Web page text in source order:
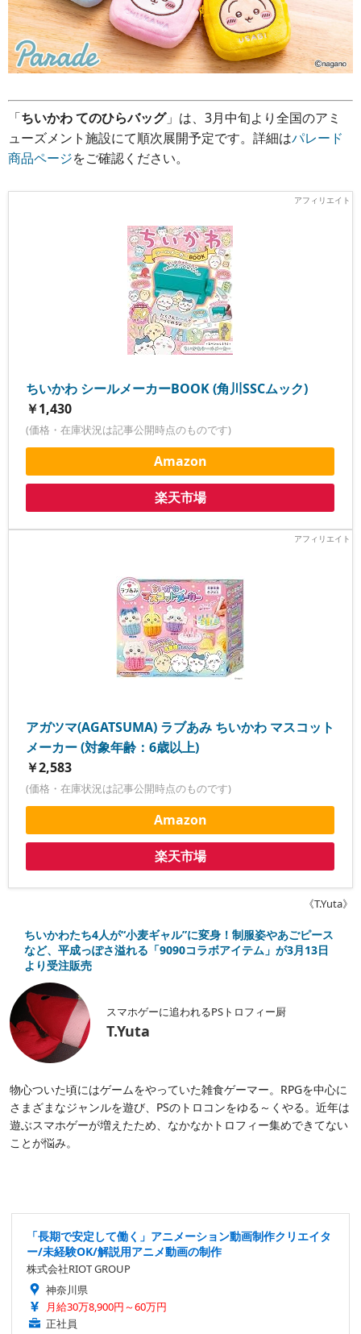
「ちいかわ てのひらバッグ」は、3月中旬より全国のアミ
ューズメント施設にて順次展開予定です。詳細はパレード
商品ページをご確認ください。
ちいかわ シールメーカーBOOK (角川SSCムック)
￥1,430
(価格・在庫状況は記事公開時点のものです)
Amazon
楽天市場
アガツマ(AGATSUMA) ラブあみ ちいかわ マスコット
メーカー (対象年齢：6歳以上)
￥2,583
(価格・在庫状況は記事公開時点のものです)
Amazon
楽天市場
《T.Yuta》
ちいかわたち4人が“小麦ギャル”に変身！制服姿やあごピース
など、平成っぽさ溢れる「9090コラボアイテム」が3月13日
より受注販売
スマホゲーに追われるPSトロフィー厨
T.Yuta
物心ついた頃にはゲームをやっていた雑食ゲーマー。RPGを中心に
さまざまなジャンルを遊び、PSのトロコンをゆる～くやる。近年は
遊ぶスマホゲーが増えたため、なかなかトロフィー集めできてない
ことが悩み。
「長期で安定して働く」アニメーション動画制作クリエイタ
ー/未経験OK/解説用アニメ動画の制作
株式会社RIOT GROUP
神奈川県
月給30万8,900円～60万円
正社員